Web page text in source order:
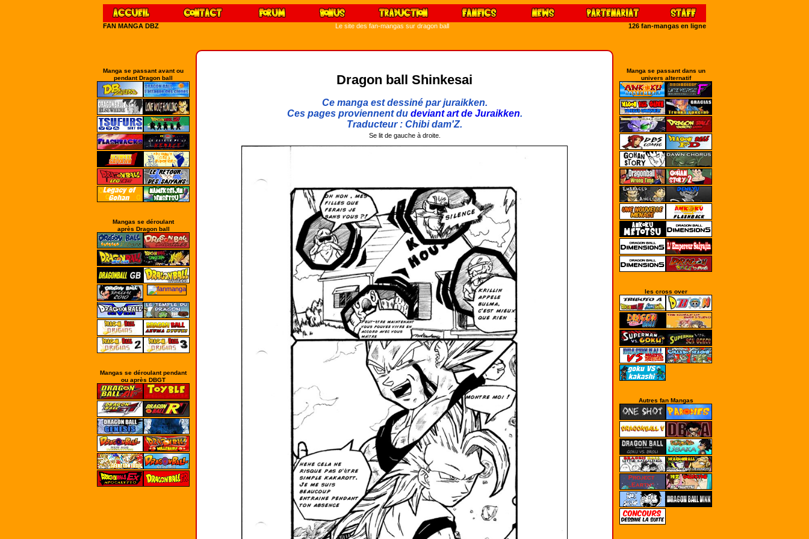
FAN MANGA DBZ Le site des fan-mangas sur dragon ball 126 fan-mangas en ligne
Manga se passant dans un
univers alternatif
les cross over
Autres fan Mangas
Manga se passant avant ou
pendant Dragon ball
Mangas se déroulant
après Dragon ball
Mangas se déroulant pendant
ou après DBGT
Dragon ball Shinkesai
Ce manga est dessiné par juraikken.
Ces pages proviennent du deviant art de Juraikken.
Traducteur : Chibi dam'Z.
Se lit de gauche à droite.